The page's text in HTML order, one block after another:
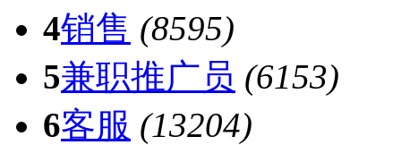
4销售 (8595)
5兼职推广员 (6153)
6客服 (13204)